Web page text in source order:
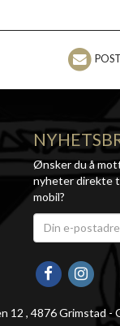
Ønsker du å
nyheter direkte
mobil?
12 , 4876 Grimstad -